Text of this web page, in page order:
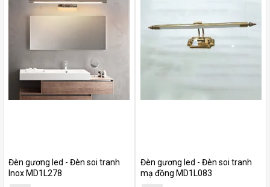
Đèn gương led - Đèn soi tranh
Inox MD1L278
Đèn gương led - Đèn soi tranh
mạ đồng MD1L083